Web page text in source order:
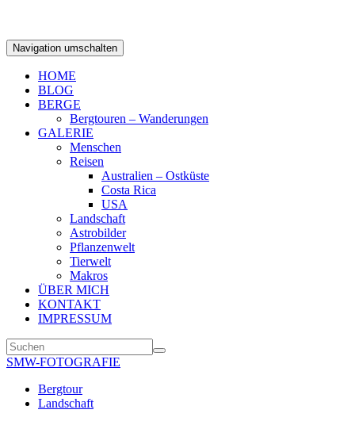
Navigation umschalten
HOME
BLOG
BERGE
Bergtouren – Wanderungen
GALERIE
Menschen
Reisen
Australien – Ostküste
Costa Rica
USA
Landschaft
Astrobilder
Pflanzenwelt
Tierwelt
Makros
ÜBER MICH
KONTAKT
IMPRESSUM
SMW-FOTOGRAFIE
Bergtour
Landschaft